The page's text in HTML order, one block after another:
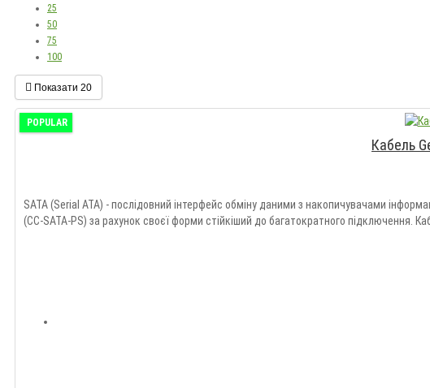
25
50
75
100
Показати 20
POPULAR
Кабель
SATA (Serial ATA) - послідовний інтерфейс обміну даними з накопичувачами
(CC-SATA-PS) за рахунок своєї форми стійкіший до багатократного підключення.